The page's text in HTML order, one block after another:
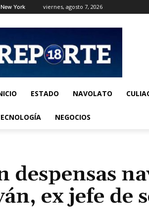
New York viernes, agosto 7, 2026
ESTADO NAVOLATO
NEGOCIOS
despensas
ex jefe de